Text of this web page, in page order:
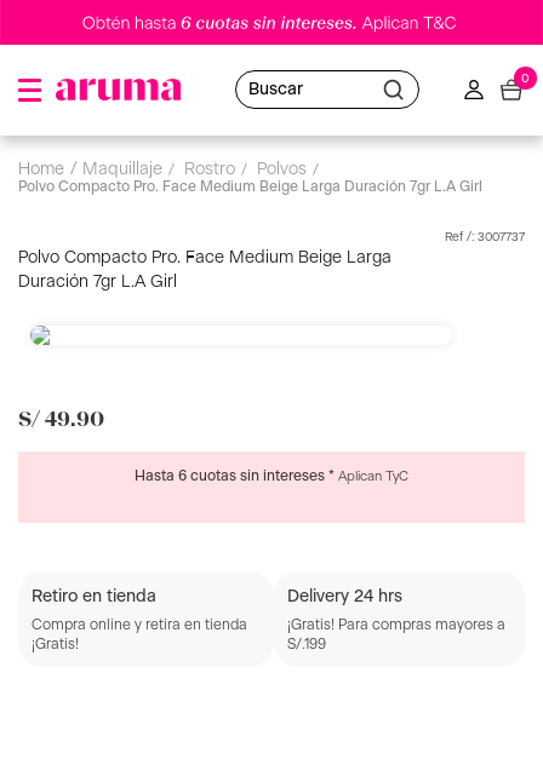
Buscar
0
maquillaje rostro polvos
Polvo Compacto Pro. Face Medium Beige Larga Duración 7gr L.A Girl
: 3007737
Polvo Compacto Pro. Face Medium Beige Larga
Duración 7gr L.A Girl
S/ 49.90
Hasta 6 cuotas sin intereses * Aplican TyC
Retiro en tienda
Compra online y retira en tienda
¡Gratis!
Delivery 24 hrs
¡Gratis! Para compras mayores a
S/.199